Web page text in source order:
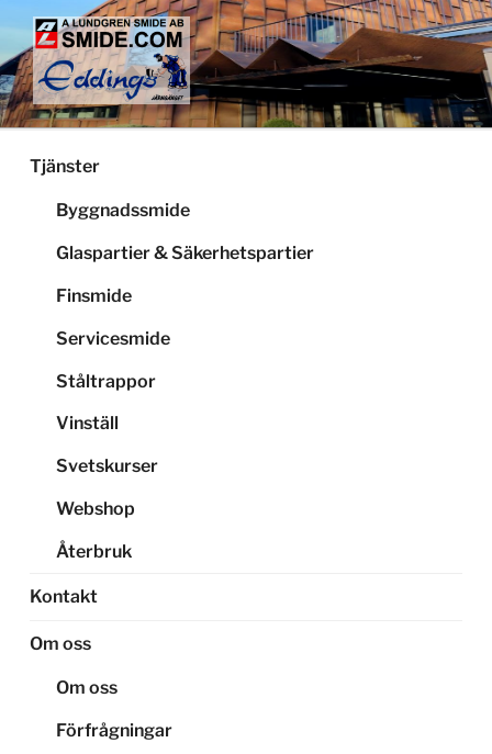
Hoppa
innehåll
LUNDGRENS SMIDE
Smide och glaspartier i Stockholm
Tjänster
Byggnadssmide
Glaspartier & Säkerhetspartier
Finsmide
Servicesmide
Ståltrappor
Vinställ
Svetskurser
Webshop
Återbruk
Kontakt
Om oss
Om oss
Förfrågningar